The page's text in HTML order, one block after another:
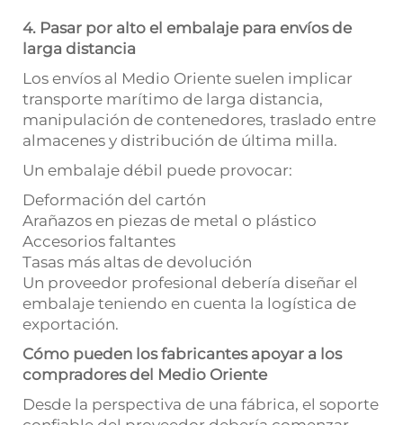
4. Pasar por alto el embalaje para envíos de
larga distancia
Los envíos al Medio Oriente suelen implicar
transporte marítimo de larga distancia,
manipulación de contenedores, traslado entre
almacenes y distribución de última milla.
Un embalaje débil puede provocar:
Deformación del cartón
Arañazos en piezas de metal o plástico
Accesorios faltantes
Tasas más altas de devolución
Un proveedor profesional debería diseñar el
embalaje teniendo en cuenta la logística de
exportación.
Cómo pueden los fabricantes apoyar a los
compradores del Medio Oriente
Desde la perspectiva de una fábrica, el soporte